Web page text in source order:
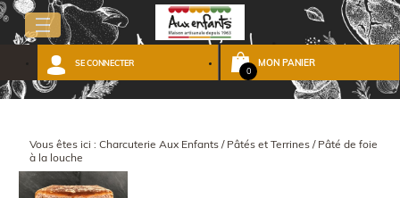
SE CONNECTER
0
MON PANIER
Vous êtes ici :Charcuterie Aux Enfants / Pâtés et Terrines / Pâté de foie
à la louche